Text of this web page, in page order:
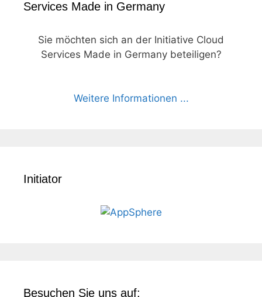
Services Made in Germany
Sie möchten sich an der Initiative Cloud
Services Made in Germany beteiligen?
Weitere Informationen ...
Initiator
Besuchen Sie uns auf: